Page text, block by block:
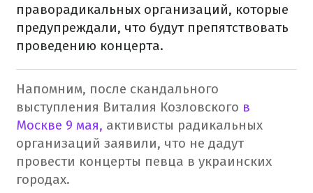
праворадикальных организаций, которые
предупреждали, что будут препятствовать
проведению концерта.
Напомним, после скандального
выступления Виталия Козловского в
Москве 9 мая, активисты радикальных
организаций заявили, что не дадут
провести концерты певца в украинских
городах.